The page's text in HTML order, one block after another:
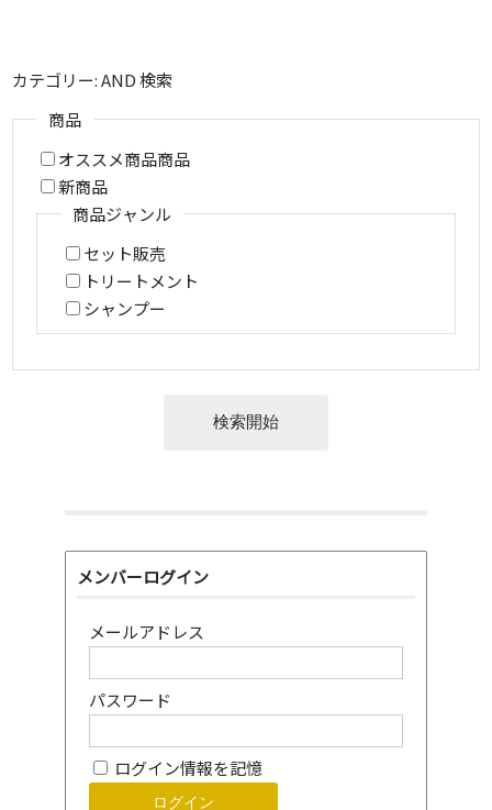
カテゴリー: AND 検索
商品
オススメ商品商品
新商品
商品ジャンル
セット販売
トリートメント
シャンプー
メンバーログイン
メールアドレス
パスワード
ログイン情報を記憶